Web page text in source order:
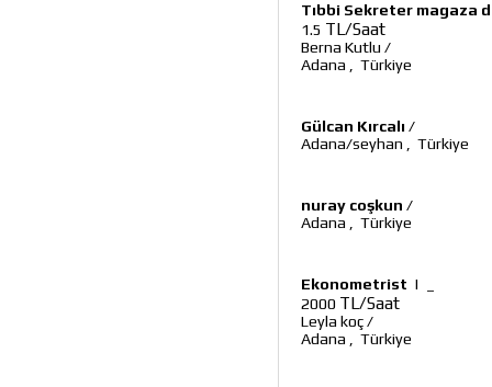
Tıbbi Sekreter magaza
1.5 TL/Saat
Berna Kutlu /
Adana
Türkiye
Gülcan Kırcalı /
Adana/seyhan
Türkiye
nuray coşkun /
Adana
Türkiye
Ekonometrist |
2000 TL/Saat
Leyla koç/
Adana
Türkiye